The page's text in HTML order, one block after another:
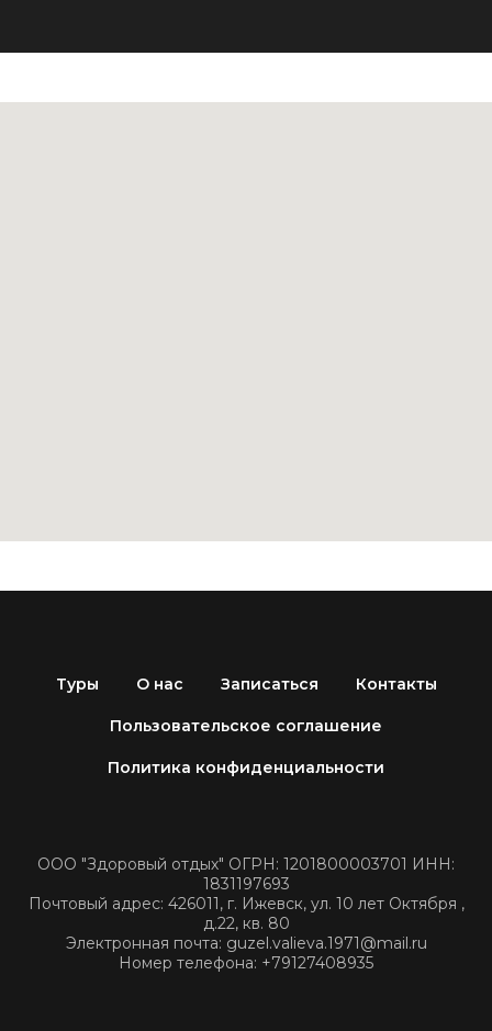
Туры О нас Записаться Контакты
Пользовательское соглашение
Политика конфиденциальности
ООО "Здоровый отдых" ОГРН: 1201800003701 ИНН:
1831197693
Почтовый адрес: 426011, г. Ижевск, ул. 10 лет Октября ,
д.22, кв. 80
Электронная почта: guzel.valieva.1971@mail.ru
Номер телефона: +79127408935